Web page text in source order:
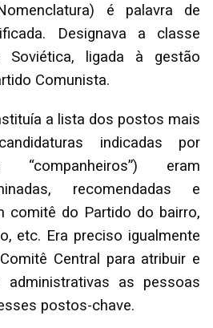
é palavra de
Designava a classe
Soviética, ligada à gestão
Comunista.
a lista dos postos mais
indicadas por
“companheiros”) eram
recomendadas e
comitê do Partido do bairro,
etc. Era preciso igualmente
Central para atribuir e
as pessoas
postos-chave.